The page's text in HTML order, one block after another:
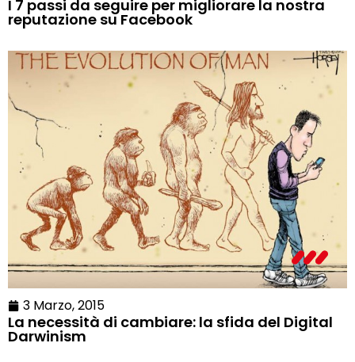
I 7 passi da seguire per migliorare la nostra
reputazione su Facebook
3 Marzo, 2015
La necessità di cambiare: la sfida del Digital
Darwinism